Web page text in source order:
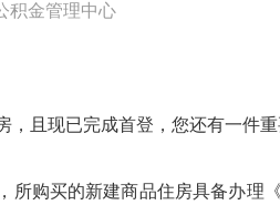
积金管理中心
，且现已完成首登，您还有一件
所购买的新建商品住房具备办